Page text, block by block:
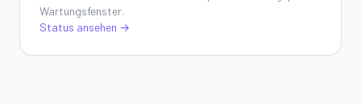
Wartungsfenster.
Status ansehen →